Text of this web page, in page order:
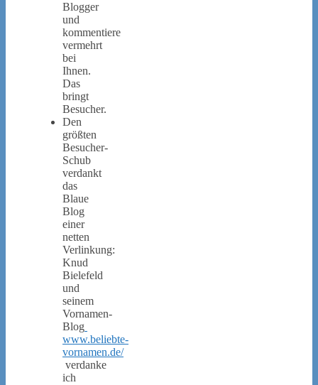
Blogger
und
kommentiere
vermehrt
bei
Ihnen.
Das
bringt
Besucher.
Den
größten
Besucher-
Schub
verdankt
das
Blaue
Blog
einer
netten
Verlinkung:
Knud
Bielefeld
und
seinem
Vornamen-
Blog
www.beliebte-
vornamen.de/
verdanke
ich